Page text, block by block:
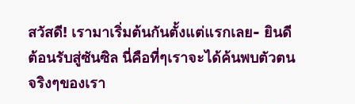
สวัสดี! เรามาเริ่มต้นกันตั้งแต่แรกเลย- ยินดี
ต้อนรับสู่ซันซิล นี่คือที่ๆเราจะได้ค้นพบตัวตน
จริงๆของเรา